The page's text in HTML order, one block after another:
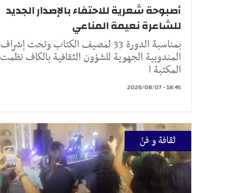
أصبوحة شعرية للاحتفاء بالإصدار الجديد
للشاعرة نعيمة المناعي
بمناسبة الدورة 33 لمصيف الكتاب وتحت إشراف
المندوبية الجهوية للشؤون الثقافية بالكاف نظمت
المكتبة ا
18:45 - 2026/08/07
ثقافة و فنّ